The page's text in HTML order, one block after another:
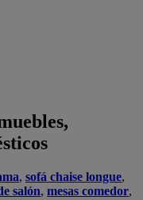
, sofá chaise longue,
salón, mesas comedor,